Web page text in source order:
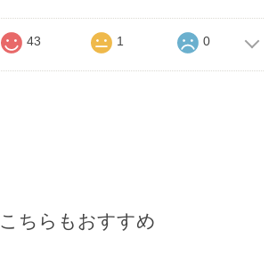
43 1 0
こちらもおすすめ